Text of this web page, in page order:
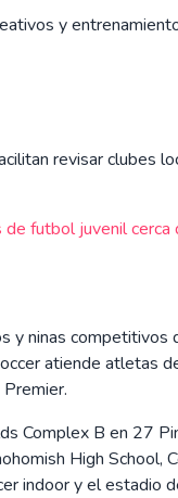
y
revisar clubes
de futbol juvenil cerca
y ninas
atiende atletas
Complex B en 27
High School,
indoor y el estadio